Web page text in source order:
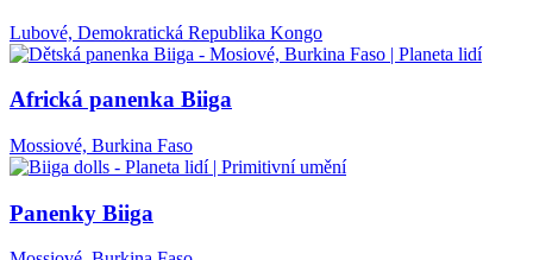
Lubové, Demokratická Republika Kongo
Africká panenka Biiga
Mossiové, Burkina Faso
Panenky Biiga